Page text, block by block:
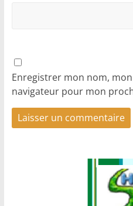
Enregistrer mon nom,
navigateur pour mon